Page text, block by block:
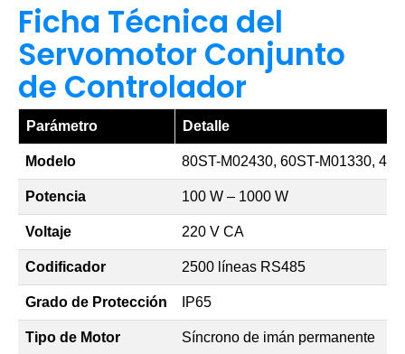
Ficha Técnica del
Servomotor Conjunto
de Controlador
Parámetro Detalle
Modelo 80ST-M02430, 60ST-M01330,
Potencia 100 W – 1000 W
Voltaje 220 V CA
Codificador 2500 líneas RS485
Grado de Protección IP65
Tipo de Motor Síncrono de imán permanente